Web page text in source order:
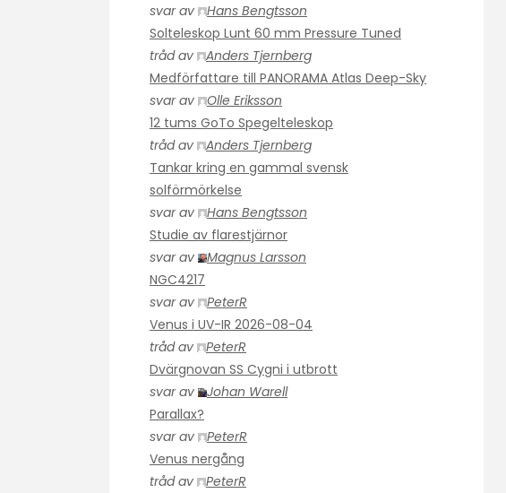
svar av
Hans Bengtsson
Solteleskop Lunt 60 mm Pressure Tuned
tråd av
Anders Tjernberg
Medförfattare till PANORAMA Atlas Deep-Sky
svar av
Olle Eriksson
12 tums GoTo Spegelteleskop
tråd av
Anders Tjernberg
Tankar kring en gammal svensk
solförmörkelse
svar av
Hans Bengtsson
Studie av flarestjärnor
svar av
Magnus Larsson
NGC4217
svar av
PeterR
Venus i UV-IR 2026-08-04
tråd av
PeterR
Dvärgnovan SS Cygni i utbrott
svar av
Johan Warell
Parallax?
svar av
PeterR
Venus nergång
tråd av
PeterR